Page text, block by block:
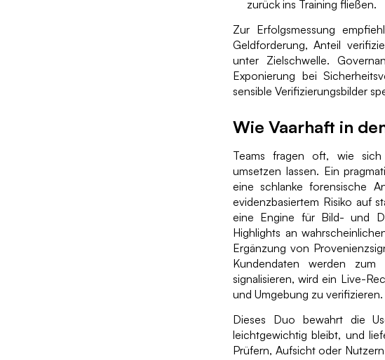
zurück ins Training fließen.
Zur Erfolgsmessung
Geldforderung, Anteil
unter Zielschwelle.
Exponierung bei
sensible Verifizierungsbilder
Wie Vaarhaft in
Teams fragen oft, wie
umsetzen lassen. Ein
eine schlanke forensische
evidenzbasiertem Risiko auf
eine Engine für Bild- und
Highlights an
Ergänzung von
Kundendaten werden
signalisieren, wird ein Live-
und Umgebung zu verifizieren.
Dieses Duo bewahrt die
leichtgewichtig bleibt, und
Prüfern, Aufsicht oder